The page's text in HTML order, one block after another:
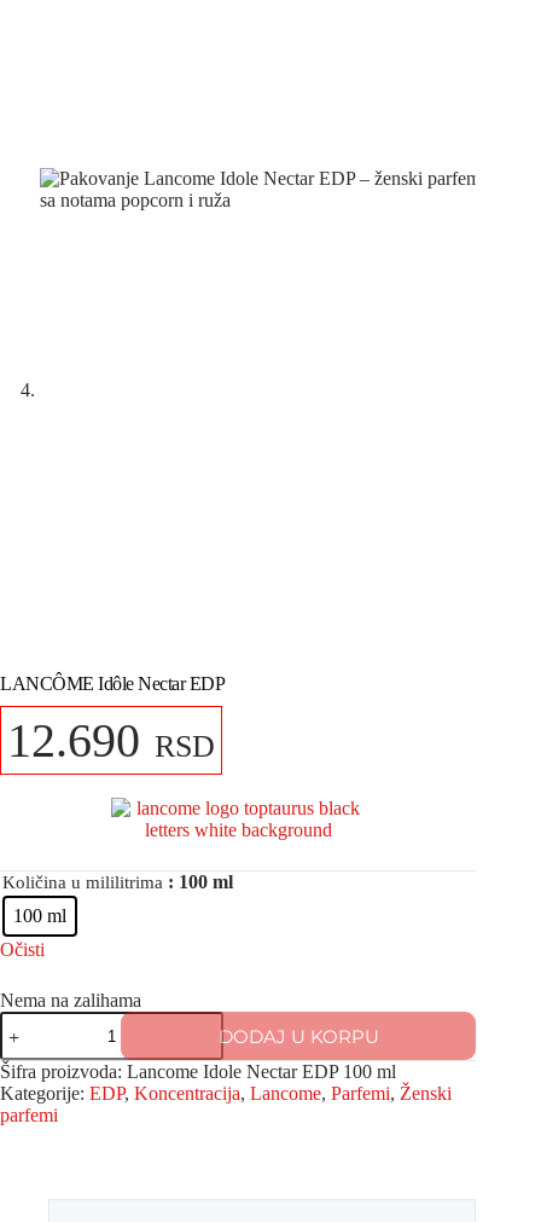
LANCÔME Idôle Nectar EDP
12.690 RSD
Količina u mililitrima : 100 ml
100 ml
Očisti
Nema na zalihama
DODAJ U KORPU
Šifra proizvoda: Lancome Idole Nectar EDP 100 ml
Kategorije: EDP, Koncentracija, Lancome, Parfemi, Ženski
parfemi